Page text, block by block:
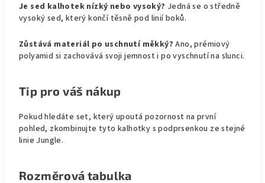
Je sed kalhotek nízký nebo vysoký? Jedná se o středně
vysoký sed, který končí těsně pod linií boků.
Zůstává materiál po uschnutí měkký?Ano, prémiový
polyamid si zachovává svoji jemnost i po vyschnutí na slunci.
Tip pro váš nákup
Pokud hledáte set, který upoutá pozornost na první
pohled, zkombinujte tyto kalhotky s podprsenkou ze stejné
linie Jungle.
Rozměrová tabulka